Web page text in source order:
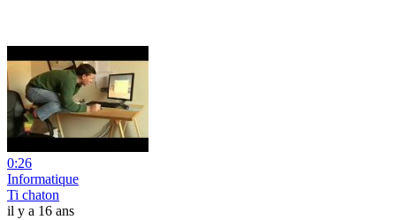
0:26
Informatique
Ti chaton
il y a 16 ans